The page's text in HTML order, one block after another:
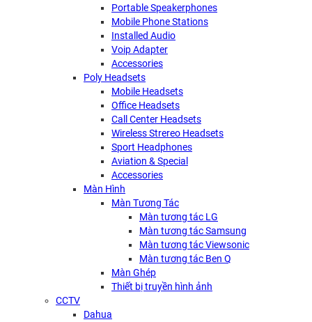
Portable Speakerphones
Mobile Phone Stations
Installed Audio
Voip Adapter
Accessories
Poly Headsets
Mobile Headsets
Office Headsets
Call Center Headsets
Wireless Strereo Headsets
Sport Headphones
Aviation & Special
Accessories
Màn Hình
Màn Tương Tác
Màn tương tác LG
Màn tương tác Samsung
Màn tương tác Viewsonic
Màn tương tác Ben Q
Màn Ghép
Thiết bị truyền hình ảnh
CCTV
Dahua